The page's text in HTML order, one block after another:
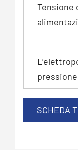
Tensione
SCHEDA